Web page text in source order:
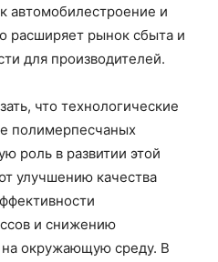
автомобилестроение и
расширяет рынок сбыта и
для производителей.
что технологические
полимерпесчаных
роль в развитии этой
улучшению качества
и снижению
на окружающую среду. В